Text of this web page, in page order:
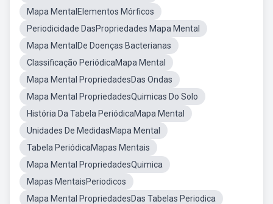
Mapa MentalElementos Mórficos
Periodicidade DasPropriedades Mapa Mental
Mapa MentalDe Doenças Bacterianas
Classificação PeriódicaMapa Mental
Mapa Mental PropriedadesDas Ondas
Mapa Mental PropriedadesQuimicas Do Solo
História Da Tabela PeriódicaMapa Mental
Unidades De MedidasMapa Mental
Tabela PeriódicaMapas Mentais
Mapa Mental PropriedadesQuimica
Mapas MentaisPeriodicos
Mapa Mental PropriedadesDas Tabelas Periodica